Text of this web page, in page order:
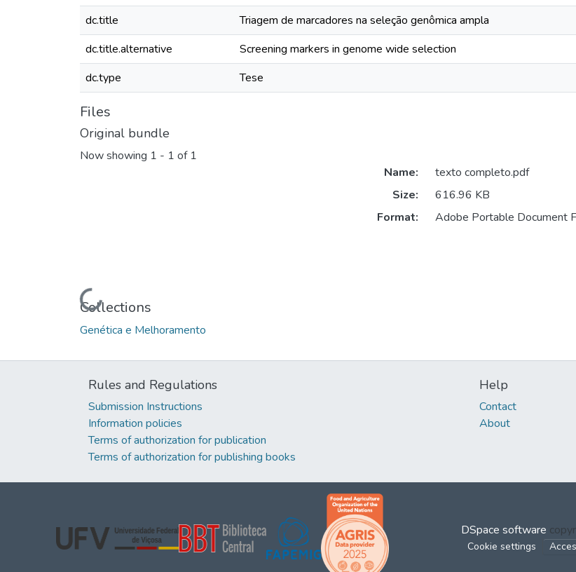
dc.title Triagem de marcadores na seleção genômica ampla
dc.title.alternative
Screening markers in genome wide selection
dc.type
Tese
Files
Original bundle
Now showing 1 - 1 of 1
Loading...
Name:
texto completo.pdf
Size:
616.96 KB
Format:
Adobe Portable Document
Collections
Genética e Melhoramento
Rules and Regulations
Submission Instructions
Information policies
Terms of authorization for publication
Terms of authorization for publishing books
Help
Contact
About
DSpace software
Cookie settings